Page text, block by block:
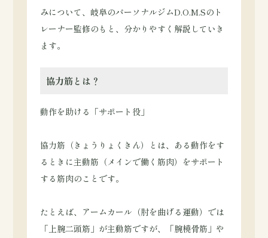
みについて、岐阜のパーソナルジムD.O.M.Sのト
レーナー監修のもと、分かりやすく解説していき
ます。
協力筋とは？
動作を助ける「サポート役」
協力筋（きょうりょくきん）とは、ある動作をす
るときに主動筋（メインで働く筋肉）をサポート
する筋肉のことです。
たとえば、アームカール（肘を曲げる運動）では
「上腕二頭筋」が主動筋ですが、「腕橈骨筋」や